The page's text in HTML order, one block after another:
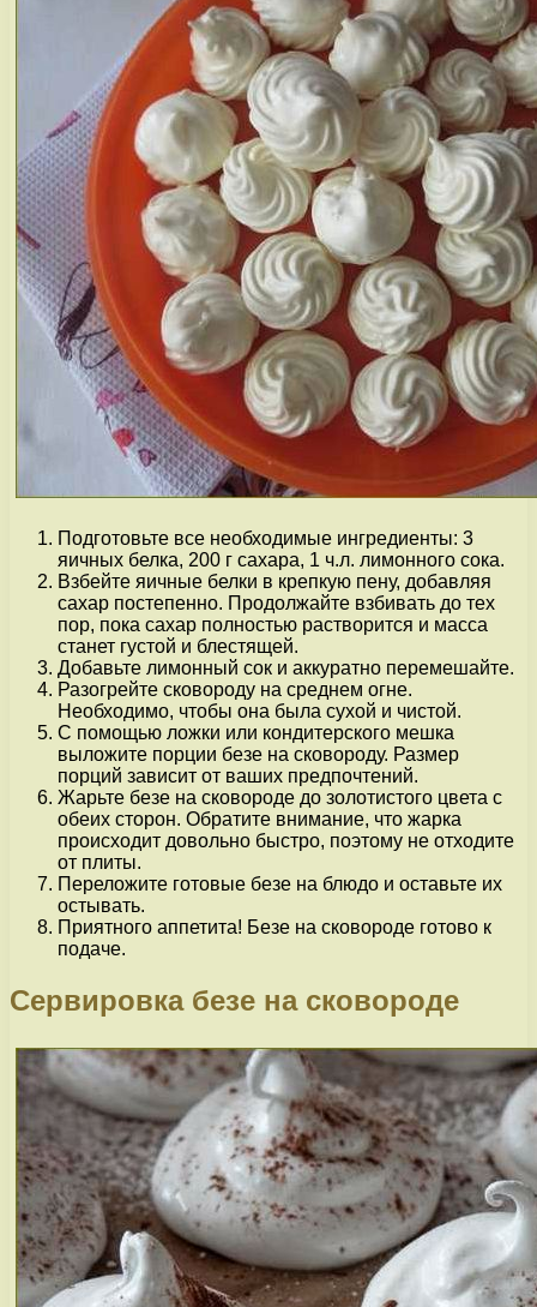
Подготовьте все необходимые ингредиенты: 3
яичных белка, 200 г сахара, 1 ч.л. лимонного сока.
Взбейте яичные белки в крепкую пену, добавляя
сахар постепенно. Продолжайте взбивать до тех
пор, пока сахар полностью растворится и масса
станет густой и блестящей.
Добавьте лимонный сок и аккуратно перемешайте.
Разогрейте сковороду на среднем огне.
Необходимо, чтобы она была сухой и чистой.
С помощью ложки или кондитерского мешка
выложите порции безе на сковороду. Размер
порций зависит от ваших предпочтений.
Жарьте безе на сковороде до золотистого цвета с
обеих сторон. Обратите внимание, что жарка
происходит довольно быстро, поэтому не отходите
от плиты.
Переложите готовые безе на блюдо и оставьте их
остывать.
Приятного аппетита! Безе на сковороде готово к
подаче.
Сервировка безе на сковороде